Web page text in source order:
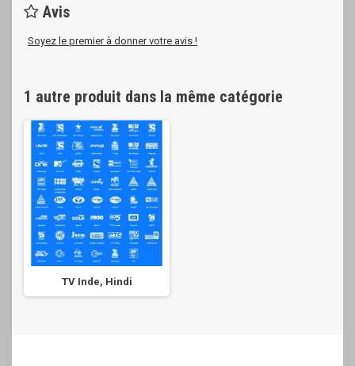
Avis
Soyez le premier à donner votre avis !
1 autre produit dans la même catégorie
TV Inde, Hindi